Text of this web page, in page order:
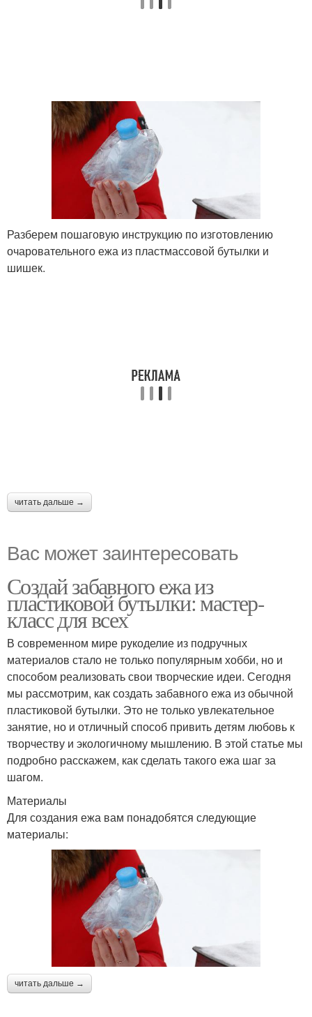
Разберем пошаговую инструкцию по изготовлению
очаровательного ежа из пластмассовой бутылки и
шишек.
читать дальше →
Вас может заинтересовать
Создай забавного ежа из
пластиковой бутылки: мастер-
класс для всех
В современном мире рукоделие из подручных
материалов стало не только популярным хобби, но и
способом реализовать свои творческие идеи. Сегодня
мы рассмотрим, как создать забавного ежа из обычной
пластиковой бутылки. Это не только увлекательное
занятие, но и отличный способ привить детям любовь к
творчеству и экологичному мышлению. В этой статье мы
подробно расскажем, как сделать такого ежа шаг за
шагом.
Материалы
Для создания ежа вам понадобятся следующие
материалы:
читать дальше →